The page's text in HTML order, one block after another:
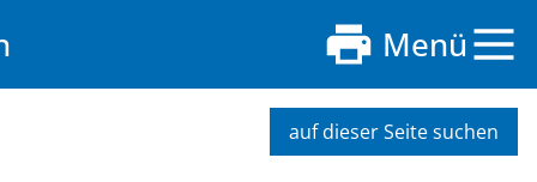
Menü
auf dieser Seite suchen